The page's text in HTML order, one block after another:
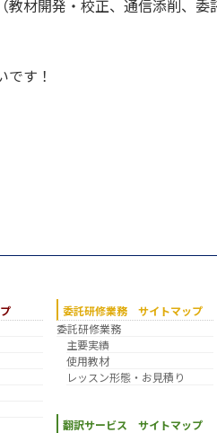
教材開発・校正、通信添削、委
です！
委託研修業務 サイトマップ
委託研修業務
主要実績
使用教材
レッスン形態・お見積り
翻訳サービス サイトマップ